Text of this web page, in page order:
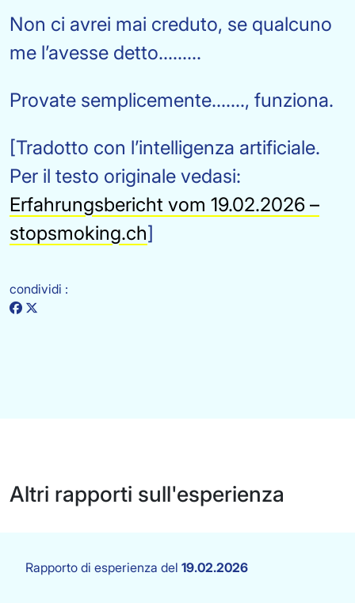
Non ci avrei mai creduto, se qualcuno
me l’avesse detto.........
Provate semplicemente......., funziona.
[Tradotto con l’intelligenza artificiale.
Per il testo originale vedasi:
Erfahrungsbericht vom 19.02.2026 –
stopsmoking.ch]
condividi :
Altri rapporti sull'esperienza
Rapporto di esperienza del 19.02.2026